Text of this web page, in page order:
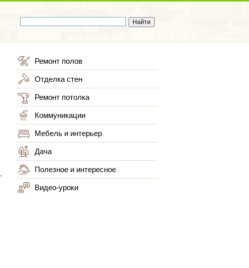
Ремонт полов
Отделка стен
Ремонт потолка
Коммуникации
Мебель и интерьер
Дача
Полезное и интересное
Видео-уроки